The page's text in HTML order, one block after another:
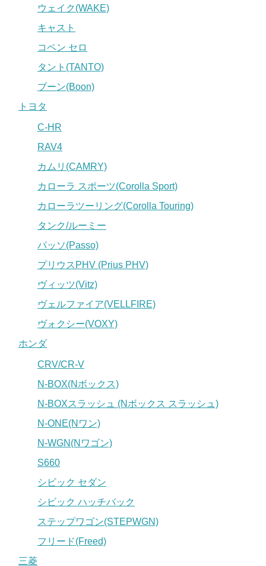
ウェイク(WAKE)
キャスト
コペン セロ
タント(TANTO)
ブーン(Boon)
トヨタ
C-HR
RAV4
カムリ(CAMRY)
カローラ スポーツ(Corolla Sport)
カローラツーリング(Corolla Touring)
タンク/ルーミー
パッソ(Passo)
プリウスPHV (Prius PHV)
ヴィッツ(Vitz)
ヴェルファイア(VELLFIRE)
ヴォクシー(VOXY)
ホンダ
CRV/CR-V
N-BOX(Nボックス)
N-BOXスラッシュ (Nボックス スラッシュ)
N-ONE(Nワン)
N-WGN(Nワゴン)
S660
シビック セダン
シビック ハッチバック
ステップワゴン(STEPWGN)
フリード(Freed)
三菱